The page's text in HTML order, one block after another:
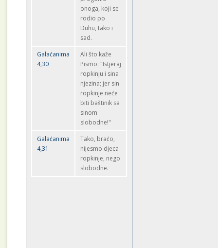
onoga, koji se
rodio po
Duhu, tako i
sad.
Galaćanima
4,30
Ali što kaže
Pismo: "Istjeraj
ropkinju i sina
njezina; jer sin
ropkinje neće
biti baštinik sa
sinom
slobodne!"
Galaćanima
4,31
Tako, braćo,
nijesmo djeca
ropkinje, nego
slobodne.